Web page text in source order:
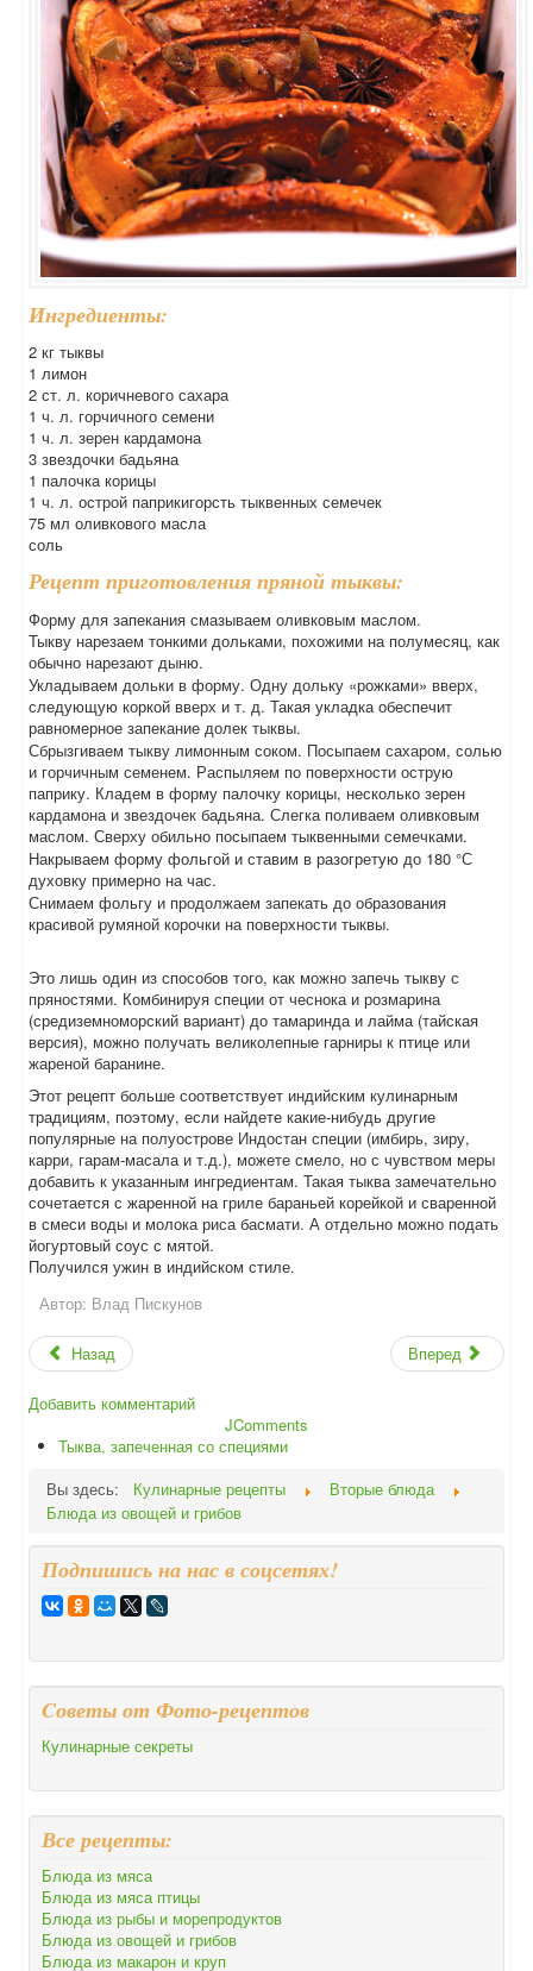
Ингредиенты:
2 кг тыквы
1 лимон
2 ст. л. коричневого сахара
1 ч. л. горчичного семени
1 ч. л. зерен кардамона
3 звездочки бадьяна
1 палочка корицы
1 ч. л. острой паприкигорсть тыквенных семечек
75 мл оливкового масла
соль
Рецепт приготовления пряной тыквы:
Форму для запекания смазываем оливковым маслом.
Тыкву нарезаем тонкими дольками, похожими на полумесяц, как
обычно нарезают дыню.
Укладываем дольки в форму. Одну дольку «рожками» вверх,
следующую коркой вверх и т. д. Такая укладка обеспечит
равномерное запекание долек тыквы.
Сбрызгиваем тыкву лимонным соком. Посыпаем сахаром, солью
и горчичным семенем. Распыляем по поверхности острую
паприку. Кладем в форму палочку корицы, несколько зерен
кардамона и звездочек бадьяна. Слегка поливаем оливковым
маслом. Сверху обильно посыпаем тыквенными семечками.
Накрываем форму фольгой и ставим в разогретую до 180 °С
духовку примерно на час.
Снимаем фольгу и продолжаем запекать до образования
красивой румяной корочки на поверхности тыквы.
Это лишь один из способов того, как можно запечь тыкву с
пряностями. Комбинируя специи от чеснока и розмарина
(средиземноморский вариант) до тамаринда и лайма (тайская
версия), можно получать великолепные гарниры к птице или
жареной баранине.
Этот рецепт больше соответствует индийским кулинарным
традициям, поэтому, если найдете какие-нибудь другие
популярные на полуострове Индостан специи (имбирь, зиру,
карри, гарам-масала и т.д.), можете смело, но с чувством меры
добавить к указанным ингредиентам. Такая тыква замечательно
сочетается с жаренной на гриле бараньей корейкой и сваренной
в смеси воды и молока риса басмати. А отдельно можно подать
йогуртовый соус с мятой.
Получился ужин в индийском стиле.
Автор: Влад Пискунов
Назад Вперед
Добавить комментарий
JComments
Тыква, запеченная со специями
Вы здесь:
Кулинарные рецепты
Вторые блюда
Блюда из овощей и грибов
Подпишись на нас в соцсетях!
Cоветы от Фото-рецептов
Кулинарные секреты
Все рецепты:
Блюда из мяса
Блюда из мяса птицы
Блюда из рыбы и морепродуктов
Блюда из овощей и грибов
Блюда из макарон и круп